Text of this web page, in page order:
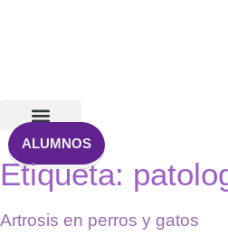
ALUMNOS
Etiqueta:
Artrosis en perros y gatos